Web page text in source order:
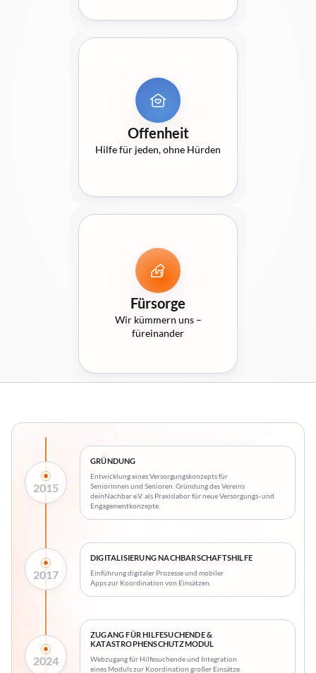
Offenheit
Hilfe für jeden, ohne Hürden
Fürsorge
Wir kümmern uns –
füreinander
2015
GRÜNDUNG
Entwicklung eines Versorgungskonzepts für
Seniorinnen und Senioren. Gründung des Vereins
deinNachbar e.V. als Praxislabor für neue Versorgungs- und
Engagementkonzepte.
2017
DIGITALISIERUNG NACHBARSCHAFTSHILFE
Einführung digitaler Prozesse und mobiler
Apps zur Koordination von Einsätzen.
2024
ZUGANG FÜR HILFESUCHENDE &
KATASTROPHENSCHUTZMODUL
Webzugang für Hilfesuchende und Integration
eines Moduls zur Koordination großer Einsätze